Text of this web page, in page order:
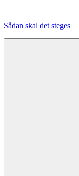
indhold
Sådan skal det steges